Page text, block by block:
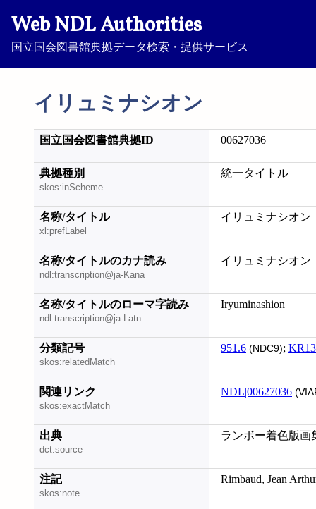
Web NDL Authorities
国立国会図書館典拠データ検索・提供サービス
イリュミナシオン
国立国会図書館典拠ID 00627036
典拠種別
skos:inScheme
統一タイトル
名称/タイトル
xl:prefLabel
イリュミナシオン
名称/タイトルのカナ読み
ndl:transcription@ja-Kana
イリュミナシオン
名称/タイトルのローマ字読み
ndl:transcription@ja-Latn
Iryuminashion
分類記号
skos:relatedMatch
951.6 (NDC9);
関連リンク
skos:exactMatch
NDL|00627036
出典
dct:source
ランボー着色版画
注記
skos:note
Rimbaud, Jean